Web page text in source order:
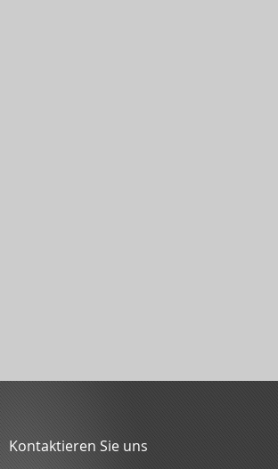
Kontaktieren Sie uns